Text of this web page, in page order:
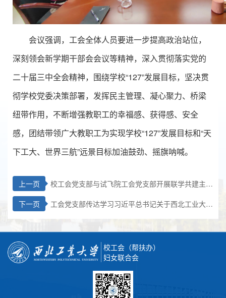
会议强调，工会全体人员要进一步提高政治站位，
深刻领会新学期干部会会议等精神，深入贯彻落实党的
二十届三中全会精神，围绕学校“127”发展目标，坚决贯
彻学校党委决策部署，发挥民主管理、凝心聚力、桥梁
纽带作用，不断增强教职工的幸福感、获得感、安全
感，团结带领广大教职工为实现学校“127”发展目标和“天
下工大、世界三航”远景目标加油鼓劲、摇旗呐喊。
上一页
校工会党支部与试飞院工会党支部开展联学共建主题
党日活动
下一页
工会党支部传达学习习近平总书记关于西北工业大学
校工会（帮扶办）
妇女联合会